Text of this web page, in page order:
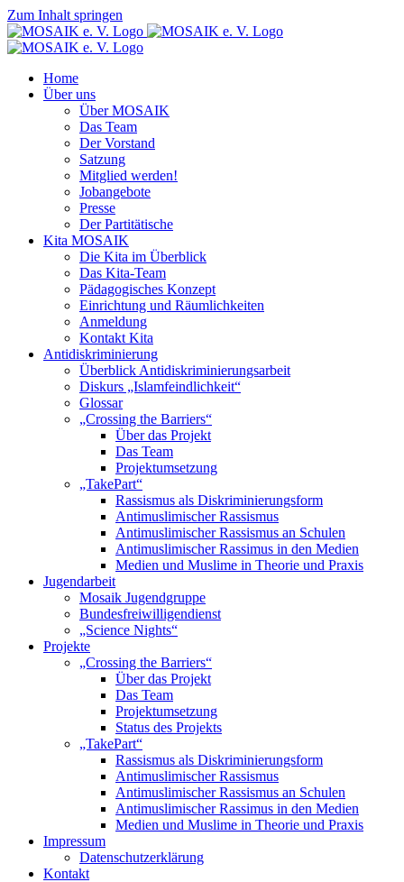
Zum Inhalt springen
Home
Über uns
Über MOSAIK
Das Team
Der Vorstand
Satzung
Mitglied werden!
Jobangebote
Presse
Der Partitätische
Kita MOSAIK
Die Kita im Überblick
Das Kita-Team
Pädagogisches Konzept
Einrichtung und Räumlichkeiten
Anmeldung
Kontakt Kita
Antidiskriminierung
Überblick Antidiskriminierungsarbeit
Diskurs „Islamfeindlichkeit“
Glossar
„Crossing the Barriers“
Über das Projekt
Das Team
Projektumsetzung
„TakePart“
Rassismus als Diskriminierungsform
Antimuslimischer Rassismus
Antimuslimischer Rassismus an Schulen
Antimuslimischer Rassimus in den Medien
Medien und Muslime in Theorie und Praxis
Jugendarbeit
Mosaik Jugendgruppe
Bundesfreiwilligendienst
„Science Nights“
Projekte
„Crossing the Barriers“
Über das Projekt
Das Team
Projektumsetzung
Status des Projekts
„TakePart“
Rassismus als Diskriminierungsform
Antimuslimischer Rassismus
Antimuslimischer Rassismus an Schulen
Antimuslimischer Rassimus in den Medien
Medien und Muslime in Theorie und Praxis
Impressum
Datenschutz­erklärung
Kontakt